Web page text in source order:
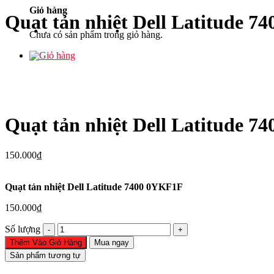
Giỏ hàng
Chưa có sản phẩm trong giỏ hàng.
Quạt tản nhiệt Dell Latitude
Quạt tản nhiệt Dell Latitude
150.000₫
Quạt tản nhiệt Dell Latitude 7400 0YKF1F
150.000₫
Số lượng
Quạt
tản
nhiệt
Dell
Thêm Vào Giỏ Hàng
Mua ngay
Sản phẩm tương tự